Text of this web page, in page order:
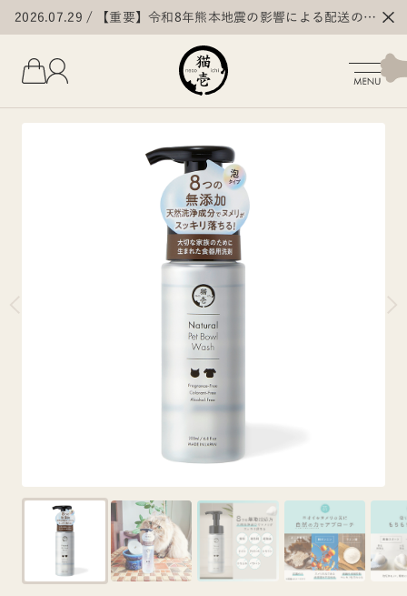
2026.07.29
【重要】令和8年熊本地震の影響による配送の遅
延・停止について